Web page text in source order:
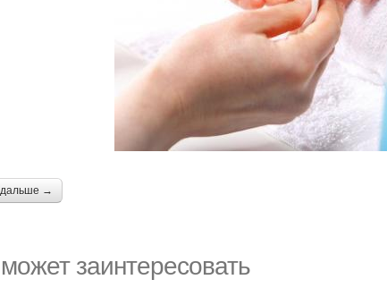
дальше →
заинтересовать